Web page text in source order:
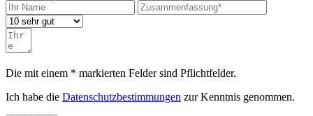
Die mit einem * markierten Felder sind Pflichtfelder.
Ich habe die Datenschutzbestimmungen zur Kenntnis genommen.